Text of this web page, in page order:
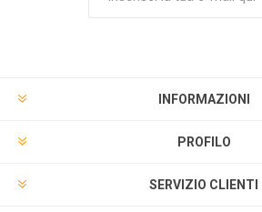
INFORMAZIONI
PROFILO
SERVIZIO CLIENTI